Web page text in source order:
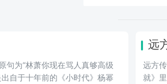
句为“林萧你现在骂人真够高级
自于十年前的《小时代》杨幂
远
远方
就》